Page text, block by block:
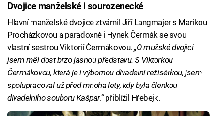
Dvojice manželské i sourozenecké
Hlavní manželské dvojice ztvárnil Jiří Langmajer s Marikou
Procházkovou a paradoxně i Hynek Čermák se svou
vlastní sestrou Viktorií Čermákovou.„O mužské dvojici
jsem měl dost brzo jasnou představu. S Viktorkou
Čermákovou, která je i výbornou divadelní režisérkou, jsem
spolupracoval už před mnoha lety, kdy byla členkou
divadelního souboru Kašpar,“přiblížil Hřebejk.